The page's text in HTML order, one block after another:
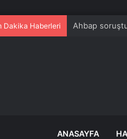
Dakika Haberleri Ahbap
ANASAYFA